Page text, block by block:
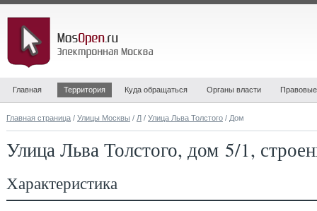
Главная Территория Куда обращаться Органы власти
Главная страница / Улицы Москвы / Л / Улица Льва Толстого / Дом
Улица Льва Толстого, дом 5/1,
Характеристика